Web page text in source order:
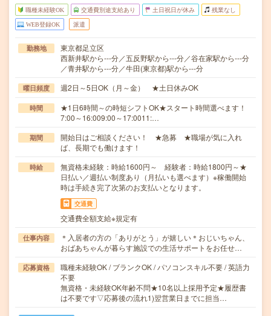
職種未経験OK 交通費別途支給あり 土日祝日が休み 残業なし
WEB登録OK 派遣
勤務地
東京都足立区
西新井駅から---分／五反野駅から---分／谷在家駅から---分
／青井駅から---分／牛田(東京都)駅から---分
曜日頻度 週2日～5日OK（月～金） ★土日休みOK
時間
★1日6時間～の時短シフトOK★スタート時間選べます！
7:00～16:009:00～17:0011:…
期間
開始日はご相談ください！ ★急募 ★職場が気に入れ
ば、長期でも働けます！
時給
無資格未経験：時給1600円～ 経験者：時給1800円～★
日払い／週払い制度あり（月払いも選べます）※稼働開始
時は手続き完了次第のお支払いとなります。
交通費
交通費全額支給※規定有
仕事内容
＊入居者の方の「ありがとう」が嬉しい＊おじいちゃん、
おばあちゃんが暮らす施設での生活サポートをお任せ…
応募資格
職種未経験OK / ブランクOK / パソコンスキル不要 / 英語力
不要
無資格・未経験OK年齢不問★10名以上採用予定★履歴書
は不要です▽応募後の流れ1)翌営業日までに担当…